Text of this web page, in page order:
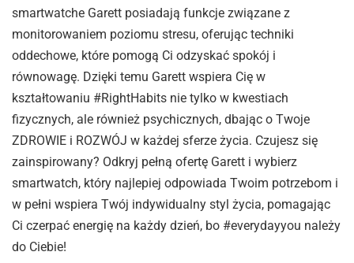
smartwatche Garett posiadają funkcje związane z
monitorowaniem poziomu stresu, oferując techniki
oddechowe, które pomogą Ci odzyskać spokój i
równowagę. Dzięki temu Garett wspiera Cię w
kształtowaniu #RightHabits nie tylko w kwestiach
fizycznych, ale również psychicznych, dbając o Twoje
ZDROWIE i ROZWÓJ w każdej sferze życia. Czujesz się
zainspirowany? Odkryj pełną ofertę Garett i wybierz
smartwatch, który najlepiej odpowiada Twoim potrzebom i
w pełni wspiera Twój indywidualny styl życia, pomagając
Ci czerpać energię na każdy dzień, bo #everydayyou należy
do Ciebie!